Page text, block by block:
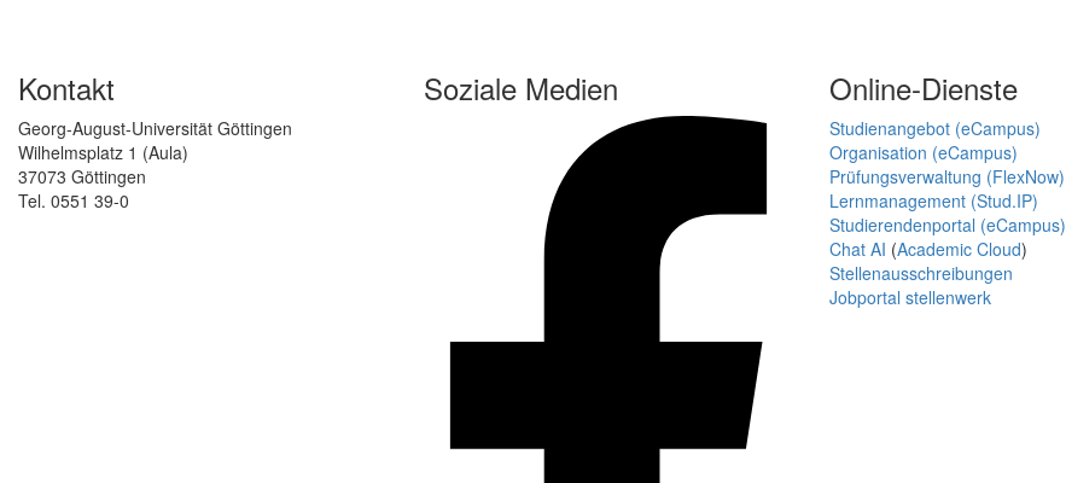
Kontakt
Georg-August-Universität Göttingen
Wilhelmsplatz 1 (Aula)
37073 Göttingen
Tel. 0551 39-0
Soziale Medien Online-Dienste
Studienangebot (eCampus)
Organisation (eCampus)
Prüfungsverwaltung (FlexNow)
Lernmanagement (Stud.IP)
Studierendenportal (eCampus)
Chat AI (Academic Cloud)
Stellenausschreibungen
Jobportal stellenwerk